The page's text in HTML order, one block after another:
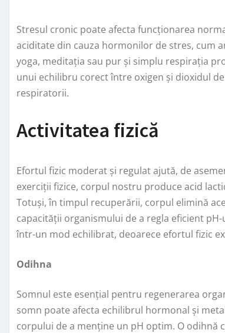
Stresul cronic poate afecta funcționarea
aciditate din cauza hormonilor de stres, cum
yoga, meditația sau pur și simplu respirația
unui echilibru corect între oxigen și dioxidul
respiratorii.
Activitatea fizică
Efortul fizic moderat și regulat ajută, de
exerciții fizice, corpul nostru produce acid
Totuși, în timpul recuperării, corpul elimină
capacității organismului de a regla eficient
într-un mod echilibrat, deoarece efortul fizic
Odihna
Somnul este esențial pentru regenerarea
somn poate afecta echilibrul hormonal și
corpului de a menține un pH optim. O odihnă